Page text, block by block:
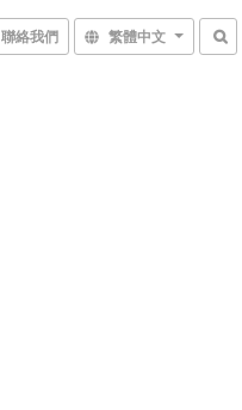
聯絡我們 繁體中文